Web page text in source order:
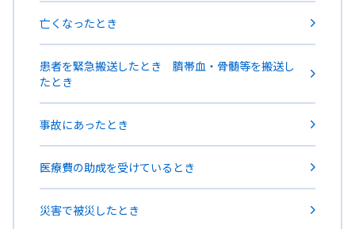
亡くなったとき
患者を緊急搬送したとき 臍帯血・骨髄等を搬送し
たとき
事故にあったとき
医療費の助成を受けているとき
災害で被災したとき